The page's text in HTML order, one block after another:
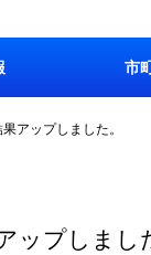
市
アップしました。
ップしまし